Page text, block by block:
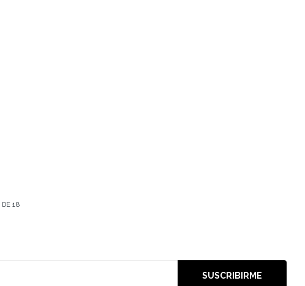
DE18
SUSCRIBIRME